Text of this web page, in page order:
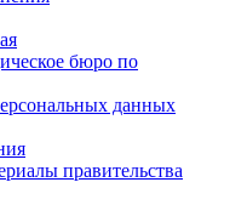
бюро по
данных
правительства